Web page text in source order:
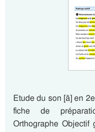
Etude du son [ã] en
fiche de
Orthographe